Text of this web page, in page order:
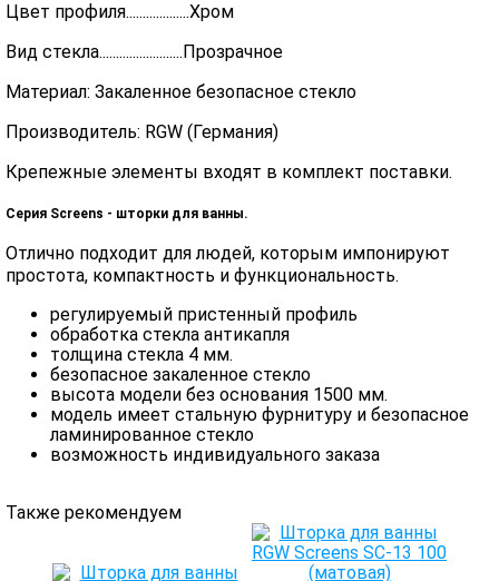
Цвет профиля...................Хром
Вид стекла.........................Прозрачное
Материал: Закаленное безопасное стекло
Производитель: RGW (Германия)
Крепежные элементы входят в комплект поставки.
Серия Screens - шторки для ванны.
Отлично подходит для людей, которым импонируют
простота, компактность и функциональность.
регулируемый пристенный профиль
обработка стекла антикапля
толщина стекла 4 мм.
безопасное закаленное стекло
высота модели без основания 1500 мм.
модель имеет стальную фурнитуру и безопасное
ламинированное стекло
возможность индивидуального заказа
Также рекомендуем